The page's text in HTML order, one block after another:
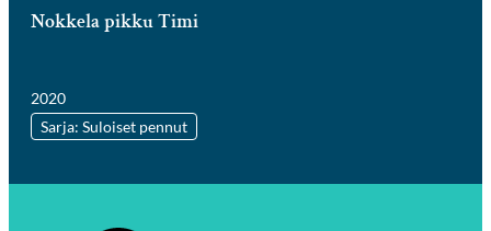
Nokkela pikku Timi
2020
Sarja: Suloiset pennut